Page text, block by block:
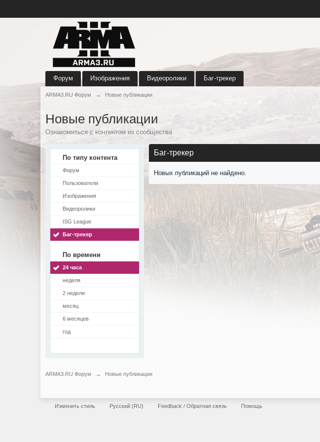
Форум Изображения Видеоролики Баг-трекер
ARMA3.RU Форум → Новые публикации
Новые публикации
Ознакомиться с контентом из сообщества
По типу контента
Форум
Пользователи
Изображения
Видеоролики
ISG League
Баг-трекер
По времени
24 часа
неделя
2 недели
месяц
6 месяцев
год
Баг-трекер
Новых публикаций не найдено.
ARMA3.RU Форум → Новые публикации
Изменить стиль Русский (RU) Feedback / Обратная связь Помощь